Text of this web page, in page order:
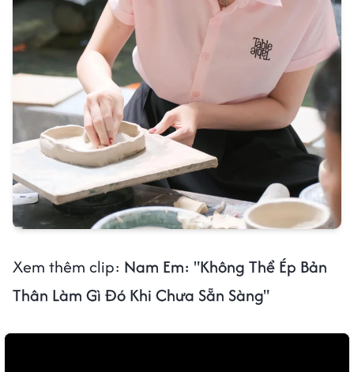
Xem thêm clip: Nam Em: "Không Thể Ép Bản
Thân Làm Gì Đó Khi Chưa Sẵn Sàng"